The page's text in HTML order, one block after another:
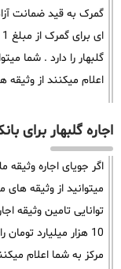
گمرک به قید ضمانت
گلبهار را دارد . شما
اعلام میکنند از وثیقه
اجاره گلبهار برای
اگر جویای اجاره وثیقه
میتوانید از وثیقه های
10 هزار میلیارد
مرکز به شما اعلام